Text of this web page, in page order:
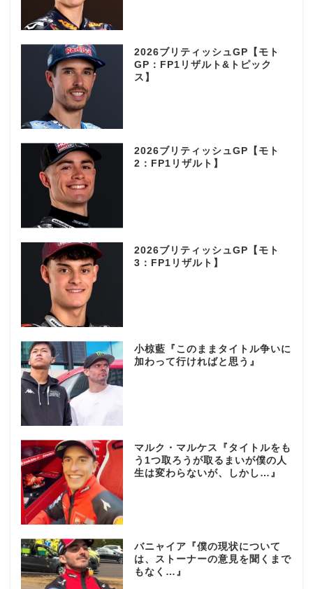
2026ブリティッシュGP【モト
GP：FP1リザルト&トピック
ス】
2026ブリティッシュGP【モト
2：FP1リザルト】
2026ブリティッシュGP【モト
3：FP1リザルト】
小椋藍『このままタイトル争いに
加わって行ければと思う』
マルク・マルケス『タイトルをも
う1つ取ろうが取るまいが僕の人
生は変わらないが、しかし…』
バニャイア『僕の現状について
は、ストーナーの意見を聞くまで
もなく…』